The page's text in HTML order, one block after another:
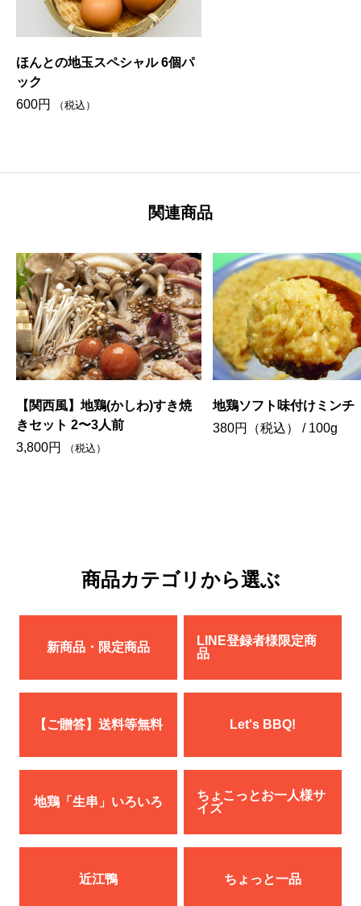
ほんとの地玉スペシャル 6個パ
ック
600円 （税込）
関連商品
地鶏ソフト味付けミンチ
380円（税込）/ 100g
地鶏とり鍋満足フルセッ
人前
商品カテゴリから選ぶ
新商品・限定商品
LINE登録者様限定商
品
【ご贈答】送料等無料 Let's BBQ!
地鶏「生串」いろいろ
ちょこっとお一人様サ
イズ
近江鴨 ちょっと一品